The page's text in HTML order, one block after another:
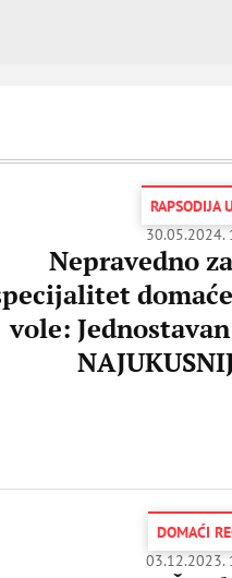
RAPSODIJA
30.05.2024.
Nepravedno
vole:
DOMAĆI
03.12.2023.